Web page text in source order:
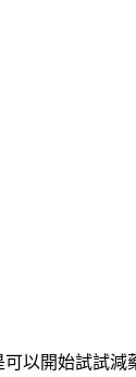
以開始試試減